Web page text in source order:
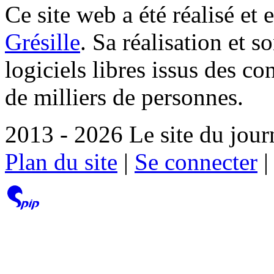
Ce site web a été réalisé et
Grésille. Sa réalisation et
logiciels libres issus des
de milliers de personnes.
2013 - 2026 Le site du
Plan du site | Se connecter |